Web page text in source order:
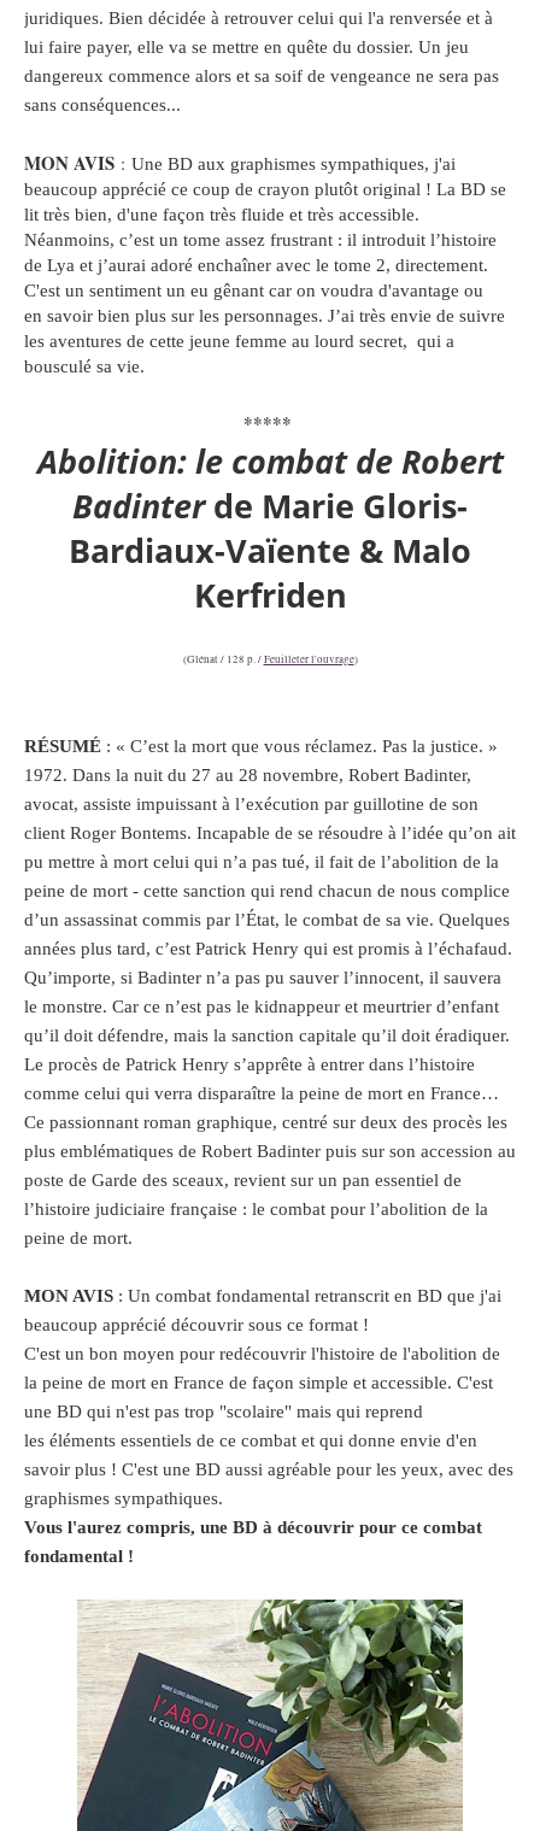
juridiques. Bien décidée à retrouver celui qui l'a renversée et à
lui faire payer, elle va se mettre en quête du dossier. Un jeu
dangereux commence alors et sa soif de vengeance ne sera pas
sans conséquences...
MON AVIS : Une BD aux graphismes sympathiques, j'ai
beaucoup apprécié ce coup de crayon plutôt original ! La BD se
lit très bien, d'une façon très fluide et très accessible.
Néanmoins, c’est un tome assez frustrant : il introduit l’histoire
de Lya et j’aurai adoré enchaîner avec le tome 2, directement.
C'est un sentiment un eu gênant car on voudra d'avantage ou
en savoir bien plus sur les personnages. J’ai très envie de suivre
les aventures de cette jeune femme au lourd secret, qui a
bousculé sa vie.
*****
Abolition: le combat de Robert
Badinterde Marie Gloris-
Bardiaux-Vaïente & Malo
Kerfriden
(Glénat / 128 p. /Feuilleter l'ouvrage)
RÉSUMÉ : « C’est la mort que vous réclamez. Pas la justice. »
1972. Dans la nuit du 27 au 28 novembre, Robert Badinter,
avocat, assiste impuissant à l’exécution par guillotine de son
client Roger Bontems. Incapable de se résoudre à l’idée qu’on ait
pu mettre à mort celui qui n’a pas tué, il fait de l’abolition de la
peine de mort ­- cette sanction qui rend chacun de nous complice
d’un assassinat commis par l’État, le combat de sa vie. Quelques
années plus tard, c’est Patrick Henry qui est promis à l’échafaud.
Qu’importe, si Badinter n’a pas pu sauver l’innocent, il sauvera
le monstre. Car ce n’est pas le kidnappeur et meurtrier d’enfant
qu’il doit défendre, mais la sanction capitale qu’il doit éradiquer.
Le procès de Patrick Henry s’apprête à entrer dans l’histoire
comme celui qui verra disparaître la peine de mort en France…
Ce passionnant roman graphique, centré sur deux des procès les
plus emblématiques de Robert Badinter puis sur son accession au
poste de Garde des sceaux, revient sur un pan essentiel de
l’histoire judiciaire française : le combat pour l’abolition de la
peine de mort.
MON AVIS : Un combat fondamental retranscrit en BD que j'ai
beaucoup apprécié découvrir sous ce format !
C'est un bon moyen pour redécouvrir l'histoire de l'abolition de
la peine de mort en France de façon simple et accessible. C'est
une BD qui n'est pas trop "scolaire" mais qui reprend
les éléments essentiels de ce combat et qui donne envie d'en
savoir plus ! C'est une BD aussi agréable pour les yeux, avec des
graphismes sympathiques.
Vous l'aurez compris, une BD à découvrir pour ce combat
fondamental !